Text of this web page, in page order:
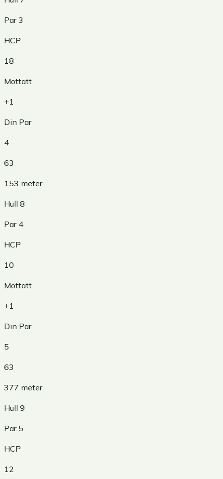
Par3
HCP
18
Mottatt
+1
Din Par
4
63
153 meter
Hull 8
Par 4
HCP
10
Mottatt
+1
Din Par
5
63
377 meter
Hull 9
Par 5
HCP
12